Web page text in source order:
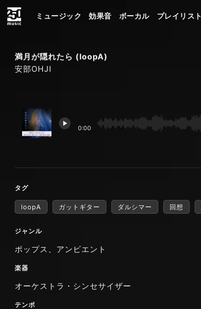
ミュージック 効果音 ボーカル プレイリスト
満月が隠れたら (loopA)
安部OHJI
0:00
タグ
loopA ガットギター ダルシマー 回想
ジャンル
ポップス、アンビエント
楽器
オーケストラ・シンセサイザー
テンポ